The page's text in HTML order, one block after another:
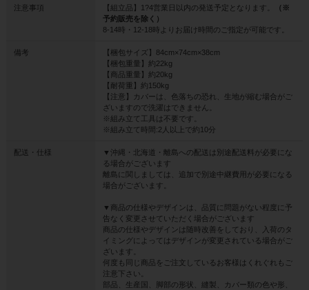
注意事項 【組立品】1?4営業日以内の発送予定となります。
（※
予約販売を除く）
8-14時・12-18時よりお届け時間のご指定が可能です。
備考
【梱包サイズ】84cm×74cm×38cm
【梱包重量】約22kg
【商品重量】約20kg
【耐荷重】約150kg
【注意】カバーは、色落ちの恐れ、生地が縮む場合がご
ざいますので洗濯はできません。
※組み立て工具は不要です。
※組み立て時間:2人以上で約10分
配送・仕様
▼沖縄・北海道・離島への配送は別途配送料が必要にな
る場合がございます
離島に関しましては、追加で別途中継費用が必要になる
場合がございます。
▼商品の仕様やデザインは、品質に問題がない程度に予
告なく変更させていただく場合がございます
商品の仕様やデザインは随時改善をしており、入荷のタ
イミングによってはデザインが変更されている場合がご
ざいます。
何度も同じ商品をご注文しているお客様はくれぐれもご
注意下さい。
部品、生産国、脚部の形状、縫製、カバー類の色や形、